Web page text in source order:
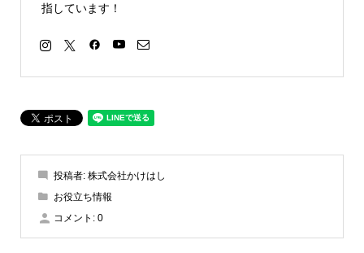
指しています！
投稿者: 株式会社かけはし
お役立ち情報
コメント: 0